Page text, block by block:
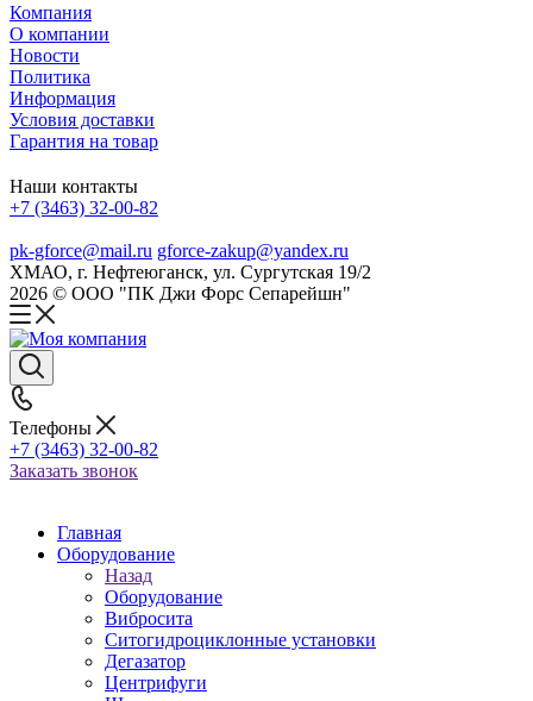
Компания
О компании
Новости
Политика
Информация
Условия доставки
Гарантия на товар
Наши контакты
+7 (3463) 32-00-82
pk-gforce@mail.ru gforce-zakup@yandex.ru
ХМАО, г. Нефтеюганск, ул. Сургутская 19/2
2026 © ООО "ПК Джи Форс Сепарейшн"
Телефоны
+7 (3463) 32-00-82
Заказать звонок
Главная
Оборудование
Назад
Оборудование
Вибросита
Ситогидроциклонные установки
Дегазатор
Центрифуги